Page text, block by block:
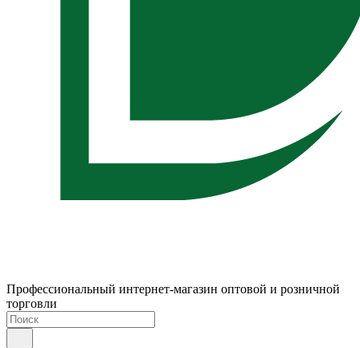
Профессиональный интернет-магазин оптовой и розничной
торговли